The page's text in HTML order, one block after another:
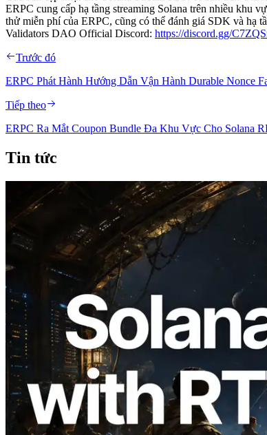
ERPC cung cấp hạ tầng streaming Solana trên nhiều khu
thử miễn phí của ERPC, cũng có thể đánh giá SDK và hạ
Validators DAO Official Discord: https://discord.gg/
Trước đó
ERPC Phát Hành Hướng Dẫn Vận Hành Durable Nonce
Tiếp theo
ERPC Ra Mắt Coupon Bundle Đa Khu Vực Cho Solana
Tin tức